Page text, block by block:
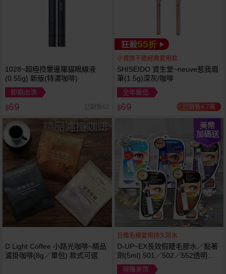
1028~超極控暈暹羅貓眼線液
(0.55g) 新版(特濃咖啡)
即期出清
$69 已銷售62
狂殺55折
小資族不敗經典愛用款
SHISEIDO 資生堂~neuve惹我眉
筆(1.5g)深灰/咖啡
全年最低
$69 已銷售4.7萬
D Light Coffee 小路光咖啡~精品
濾掛咖啡(8g／單包) 款式可選
美幣
加碼送
日雜名模愛用持久防水
D-UP~EX長效假睫毛膠水／黏著
劑(5ml) 501／502／552透明／
553黑色／554咖啡色 款式可選
現賺美幣